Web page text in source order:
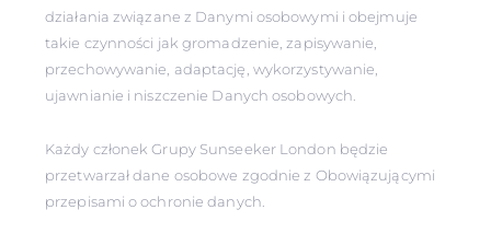
działania związane z Danymi osobowymi i obejmuje
takie czynności jak gromadzenie, zapisywanie,
przechowywanie, adaptację, wykorzystywanie,
ujawnianie i niszczenie Danych osobowych.
Każdy członek Grupy Sunseeker London będzie
przetwarzał dane osobowe zgodnie z Obowiązującymi
przepisami o ochronie danych.